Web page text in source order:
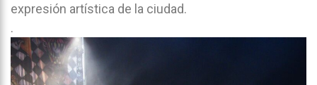
expresión artística de la ciudad.
.